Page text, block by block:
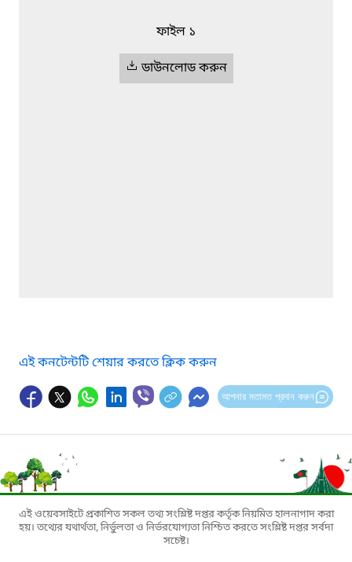
ফাইল ১
ডাউনলোড করুন
এই কনটেন্টটি শেয়ার করতে ক্লিক করুন
আপনার মতামত প্রদান করুন
এই ওয়েবসাইটে প্রকাশিত সকল তথ্য সংশ্লিষ্ট দপ্তর কর্তৃক নিয়মিত হালনাগাদ করা
হয়। তথ্যের যথার্থতা, নির্ভুলতা ও নির্ভরযোগ্যতা নিশ্চিত করতে সংশ্লিষ্ট দপ্তর সর্বদা
সচেষ্ট।